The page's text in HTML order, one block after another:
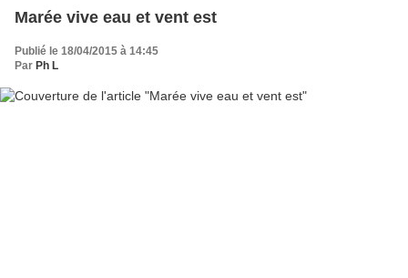
Marée vive eau et vent est
Publié le 18/04/2015 à 14:45
Par Ph L